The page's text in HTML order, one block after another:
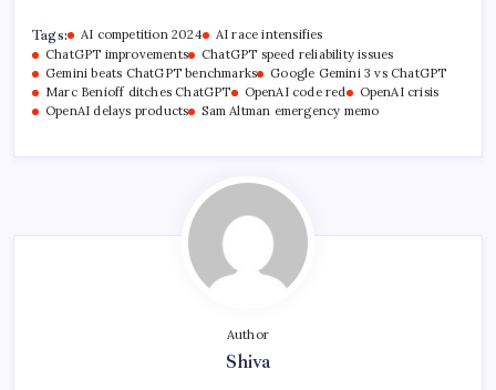
Tags: AI competition 2024
AI race intensifies
ChatGPT improvements
ChatGPT speed reliability issues
Gemini beats ChatGPT benchmarks
Google Gemini 3 vs ChatGPT
Marc Benioff ditches ChatGPT
OpenAI code red
OpenAI crisis
OpenAI delays products
Sam Altman emergency memo
Author
Shiva